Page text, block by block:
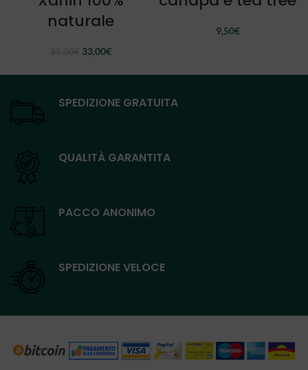
naturale
Il
originale
35,00€.
33,00€Il
attuale
33,00€.
9,50€
SPEDIZIONE GRATUITA
QUALITÀ GARANTITA
PACCO ANONIMO
SPEDIZIONE VELOCE